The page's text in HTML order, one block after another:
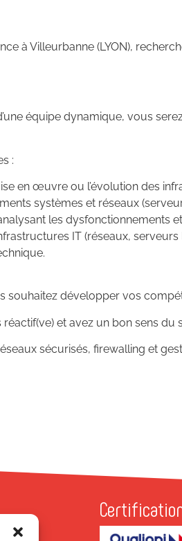
à Villeurbanne (LYON),
équipe dynamique, vous
:
en œuvre ou l’évolution des
systèmes et réseaux
les dysfonctionnements
IT (réseaux,
souhaitez développer vos
et avez un bon sens du
sécurisés, firewalling et